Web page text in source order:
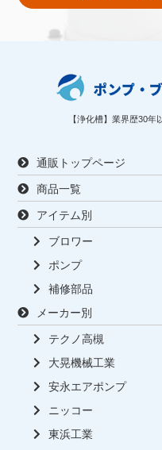
【浄化槽】業界歴30
通販トップページ
商品一覧
アイテム別
ブロワー
ポンプ
補修部品
メーカー別
テクノ高槻
大晃機械工業
安永エアポンプ
ニッコー
東浜工業